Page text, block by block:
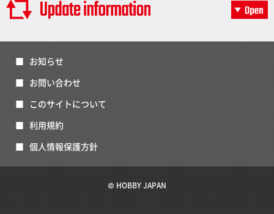
お知らせ
お問い合わせ
このサイトについて
利用規約
個人情報保護方針
© HOBBY JAPAN